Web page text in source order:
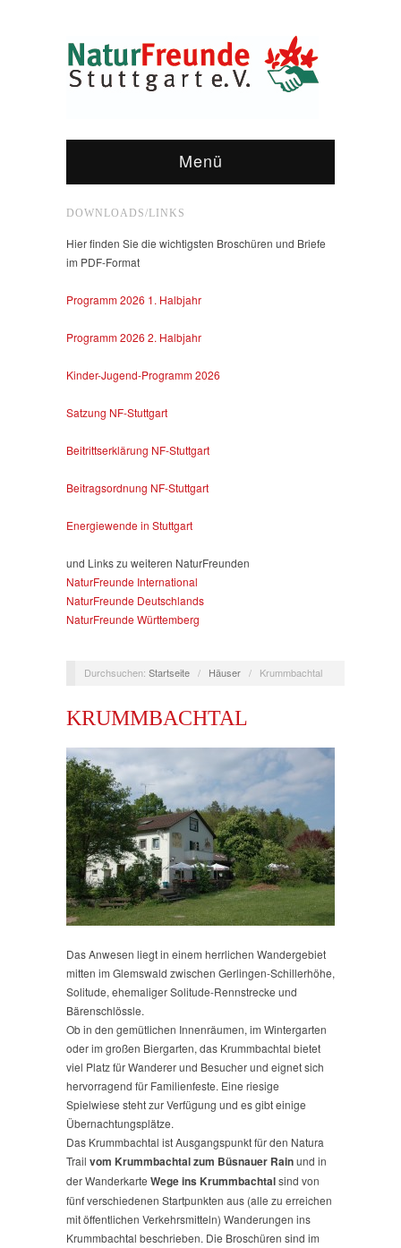
Menü
DOWNLOADS/LINKS
Hier finden Sie die wichtigsten Broschüren und Briefe
im PDF-Format
Programm 2026 1. Halbjahr
Programm 2026 2. Halbjahr
Kinder-Jugend-Programm 2026
Satzung NF-Stuttgart
Beitrittserklärung NF-Stuttgart
Beitragsordnung NF-Stuttgart
Energiewende in Stuttgart
und Links zu weiteren NaturFreunden
NaturFreunde International
NaturFreunde Deutschlands
NaturFreunde Württemberg
Durchsuchen: Startseite / Häuser / Krummbachtal
KRUMMBACHTAL
Das Anwesen liegt in einem herrlichen Wandergebiet
mitten im Glemswald zwischen Gerlingen-Schillerhöhe,
Solitude, ehemaliger Solitude-Rennstrecke und
Bärenschlössle.
Ob in den gemütlichen Innenräumen, im Wintergarten
oder im großen Biergarten, das Krummbachtal bietet
viel Platz für Wanderer und Besucher und eignet sich
hervorragend für Familienfeste. Eine riesige
Spielwiese steht zur Verfügung und es gibt einige
Übernachtungsplätze.
Das Krummbachtal ist Ausgangspunkt für den Natura
Trail vom Krummbachtal zum Büsnauer Rainund in
der Wanderkarte Wege ins Krummbachtalsind von
fünf verschiedenen Startpunkten aus (alle zu erreichen
mit öffentlichen Verkehrsmitteln) Wanderungen ins
Krummbachtal beschrieben. Die Broschüren sind im